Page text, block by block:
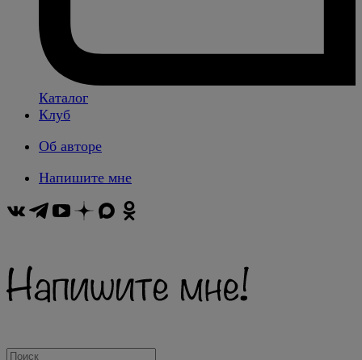
Каталог
Клуб
Об авторе
Напишите мне